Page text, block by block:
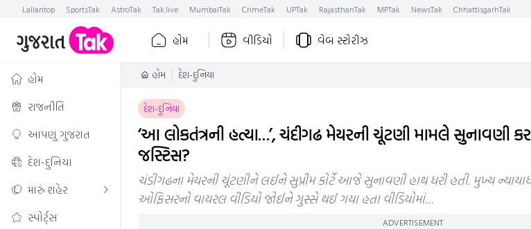
Lallantop SportsTak AstroTak Tak.live MumbaiTak CrimeTak UPTak RajasthanTak MPTak NewsTak ChhattisgarhTak
હોમ વીડિયો વેબ સ્ટોરીઝ
હોમ
રાજનીતિ
આપણું ગુજરાત
દેશ-દુનિયા
મારું શહેર
સ્પોર્ટ્સ
હોમ દેશ-દુનિયા
દેશ-દુનિયા
‘આ લોકતંત્રની હત્યા…’, ચંદીગઢ મેયરની ચૂંટણી મામલે સુનાવણી
જસ્ટિસ?
ચંડીગઢના મેયરની ચૂંટણીને લઈને સુપ્રીમ કોર્ટે આજે સુનાવણી હાથ ધરી હતી. મુખ્ય
ઓફિસરનો વાયરલ વીડિયો જોઈને ગુસ્સે થઈ ગયા હતા વીડિયોમાં…
ADVERTISEMENT